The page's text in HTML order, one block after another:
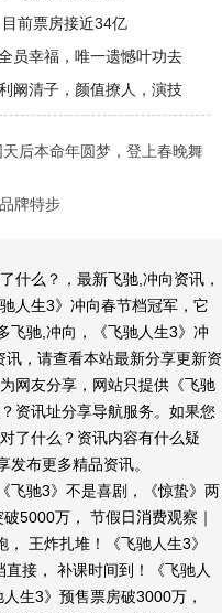
前票房接近34亿
员幸福，唯一遗憾叶功去
阚清子，颜值撩人，演技
后本命年圆梦，登上春晚舞
牌特步
什么？，最新飞驰,冲向资讯，
人生3》冲向春节档冠军，它
飞驰,冲向，《飞驰人生3》冲
，请查看本站最新分享更新资
网友分享，网站只提供《飞驰
资讯址分享导航服务。如果您
了什么？资讯内容有什么疑
布更多精品资讯。
飞驰3》不是喜剧，《惊蛰》两
5000万， 节假日消费观察｜
王炸扎堆！《飞驰人生3》
直接， 补课时间到！《飞驰人
生3》预售票房破3000万，